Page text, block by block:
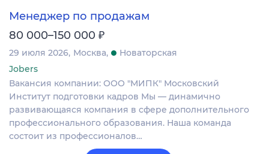
Менеджер по продажам
80 000–150 000 ₽
29 июля 2026 Москва
Новаторская
Jobers
Вакансия компании: ООО "МИПК" Московский
Институт подготовки кадров Мы — динамично
развивающаяся компания в сфере дополнительного
профессионального образования. Наша команда
состоит из профессионалов…